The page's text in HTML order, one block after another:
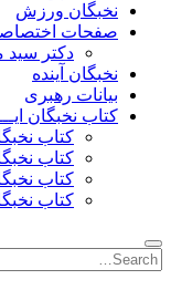
نخبگان ورزش
صفحات
دکتر
نخبگان آینده
بیانات رهبری
کتاب نخبگان
کتاب
کتاب
کتاب
کتاب
Search
for:
Search